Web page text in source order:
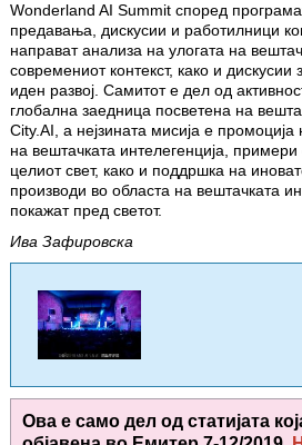
Wonderland AI Summit според
предавања, дискусии и работилници
направат анализа на улогата на
современиот контекст, како и дискусии
иден развој. Самитот е дел од
глобална заедница посветена на
City.AI, а нејзината мисија е
на вештачката интелегенција,
целиот свет, како и поддршка на
производи во областа на веш­тачката
покажат пред светот.
Ива Зафировска
Ова е само дел од статијата